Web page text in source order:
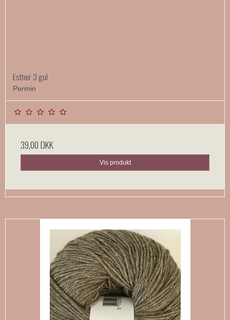
Esther 3 gul
Permin
39,00 DKK
Vis produkt